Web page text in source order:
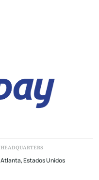
HEADQUARTERS
Atlanta, Estados Unidos